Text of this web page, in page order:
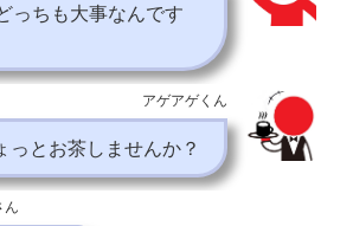
っちも大事なんです
アゲアゲくん
っとお茶しませんか？
ん